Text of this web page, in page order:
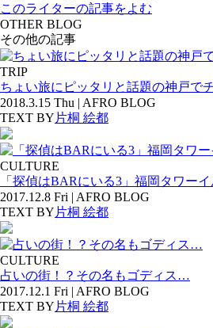
このライターの記事をよむ
OTHER BLOG
その他の記事
TRIP
ちょい旅にピッタリと話題の神戸で
2018.3.15 Thu | AFRO BLOG
TEXT BY 片桐 絵都
CULTURE
「探偵はBARにいる3」福岡タワー
2017.12.8 Fri | AFRO BLOG
TEXT BY 片桐 絵都
CULTURE
占いの街！？その名もゴディス…
2017.12.1 Fri | AFRO BLOG
TEXT BY 片桐 絵都